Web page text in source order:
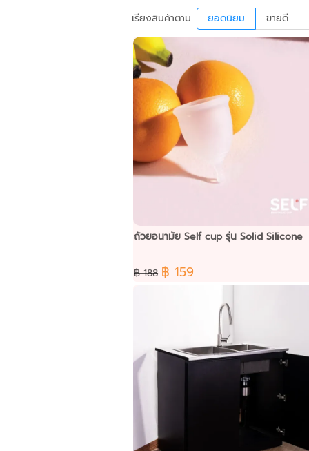
เรียงสินค้าตาม: ยอดนิยม ขายดี
ถ้วยอนามัย Self cup รุ่น Solid Silicone
฿ 188 ฿ 159